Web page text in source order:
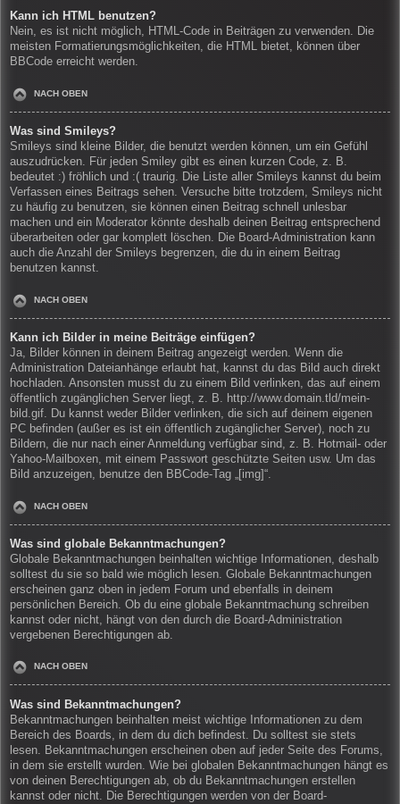
Kann ich HTML benutzen?
Nein, es ist nicht möglich, HTML-Code in Beiträgen zu verwenden. Die
meisten Formatierungsmöglichkeiten, die HTML bietet, können über
BBCode erreicht werden.
NACH OBEN
Was sind Smileys?
Smileys sind kleine Bilder, die benutzt werden können, um ein Gefühl
auszudrücken. Für jeden Smiley gibt es einen kurzen Code, z. B.
bedeutet :) fröhlich und :( traurig. Die Liste aller Smileys kannst du beim
Verfassen eines Beitrags sehen. Versuche bitte trotzdem, Smileys nicht
zu häufig zu benutzen, sie können einen Beitrag schnell unlesbar
machen und ein Moderator könnte deshalb deinen Beitrag entsprechend
überarbeiten oder gar komplett löschen. Die Board-Administration kann
auch die Anzahl der Smileys begrenzen, die du in einem Beitrag
benutzen kannst.
NACH OBEN
Kann ich Bilder in meine Beiträge einfügen?
Ja, Bilder können in deinem Beitrag angezeigt werden. Wenn die
Administration Dateianhänge erlaubt hat, kannst du das Bild auch direkt
hochladen. Ansonsten musst du zu einem Bild verlinken, das auf einem
öffentlich zugänglichen Server liegt, z. B. http://www.domain.tld/mein-
bild.gif. Du kannst weder Bilder verlinken, die sich auf deinem eigenen
PC befinden (außer es ist ein öffentlich zugänglicher Server), noch zu
Bildern, die nur nach einer Anmeldung verfügbar sind, z. B. Hotmail- oder
Yahoo-Mailboxen, mit einem Passwort geschützte Seiten usw. Um das
Bild anzuzeigen, benutze den BBCode-Tag „[img]“.
NACH OBEN
Was sind globale Bekanntmachungen?
Globale Bekanntmachungen beinhalten wichtige Informationen, deshalb
solltest du sie so bald wie möglich lesen. Globale Bekanntmachungen
erscheinen ganz oben in jedem Forum und ebenfalls in deinem
persönlichen Bereich. Ob du eine globale Bekanntmachung schreiben
kannst oder nicht, hängt von den durch die Board-Administration
vergebenen Berechtigungen ab.
NACH OBEN
Was sind Bekanntmachungen?
Bekanntmachungen beinhalten meist wichtige Informationen zu dem
Bereich des Boards, in dem du dich befindest. Du solltest sie stets
lesen. Bekanntmachungen erscheinen oben auf jeder Seite des Forums,
in dem sie erstellt wurden. Wie bei globalen Bekanntmachungen hängt es
von deinen Berechtigungen ab, ob du Bekanntmachungen erstellen
kannst oder nicht. Die Berechtigungen werden von der Board-